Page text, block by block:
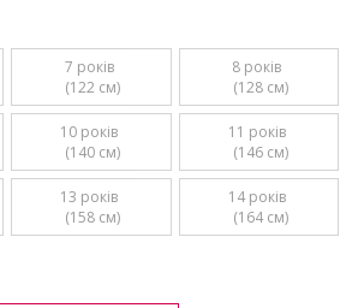
7 років
(122 см)
8 років
(128 см)
10 років
(140 см)
11 років
(146 см)
13 років
(158 см)
14 років
(164 см)